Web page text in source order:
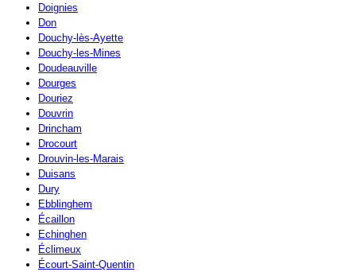
Doignies
Don
Douchy-lès-Ayette
Douchy-les-Mines
Doudeauville
Dourges
Douriez
Douvrin
Drincham
Drocourt
Drouvin-les-Marais
Duisans
Dury
Ebblinghem
Écaillon
Echinghen
Éclimeux
Écourt-Saint-Quentin